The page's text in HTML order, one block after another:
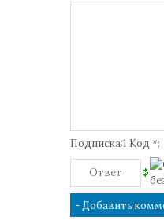
Подписка:1 Код *: